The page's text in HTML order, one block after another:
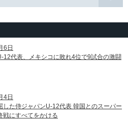
6日
12代表、メキシコに敗れ4位で9試合の激闘
4日
した侍ジャパンU-12代表 韓国とのスーパー
戦にすべてをかける